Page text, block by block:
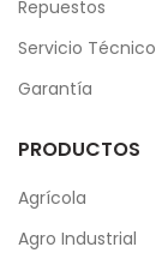
Repuestos
Servicio Técnico
Garantía
PRODUCTOS
Agrícola
Agro Industrial